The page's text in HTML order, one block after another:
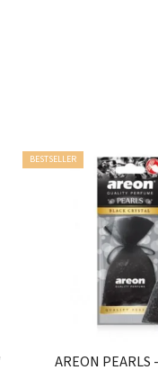
BESTSELLER
AREON